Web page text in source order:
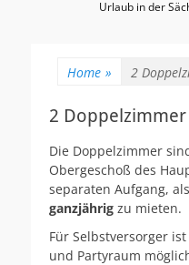
Urlaub in der
Home » 2
2 Doppelzimmer
Die Doppelzimmer
Obergeschoß des
separaten Aufgang, als
ganzjährig zu mieten.
Für Selbstversorger
und Partyraum